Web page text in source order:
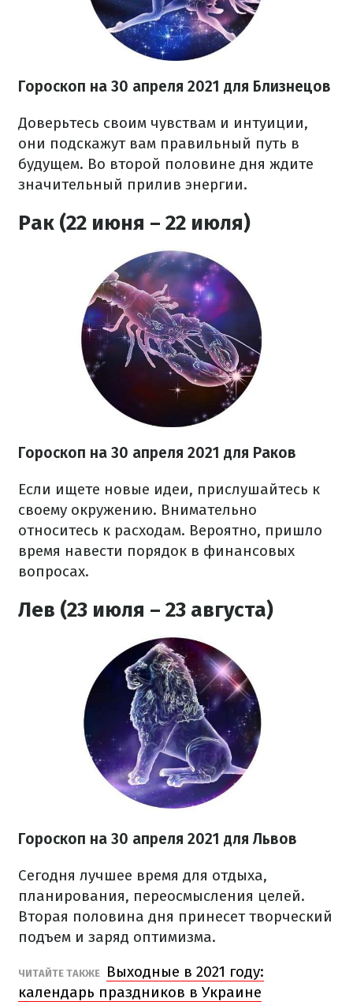
Гороскоп на 30 апреля 2021 для Близнецов
Доверьтесь своим чувствам и интуиции,
они подскажут вам правильный путь в
будущем. Во второй половине дня ждите
значительный прилив энергии.
Рак (22 июня – 22 июля)
Гороскоп на 30 апреля 2021 для Раков
Если ищете новые идеи, прислушайтесь к
своему окружению. Внимательно
относитесь к расходам. Вероятно, пришло
время навести порядок в финансовых
вопросах.
Лев (23 июля – 23 августа)
Гороскоп на 30 апреля 2021 для Львов
Сегодня лучшее время для отдыха,
планирования, переосмысления целей.
Вторая половина дня принесет творческий
подъем и заряд оптимизма.
ЧИТАЙТЕ ТАКЖЕ
Выходные в 2021 году:
календарь праздников в Украине